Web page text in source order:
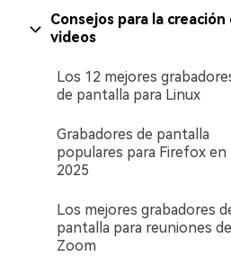
Consejos para la creación
videos
Los 12 mejores
de pantalla para Linux
Grabadores de pantalla
populares para Firefox en
2025
Los mejores grabadores
pantalla para reuniones de
Zoom